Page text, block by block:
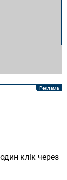
клік через